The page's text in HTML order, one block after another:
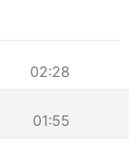
02:28
01:55